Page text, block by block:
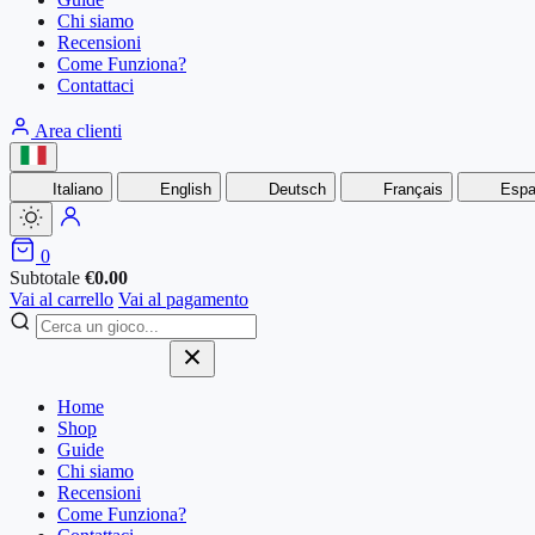
Chi siamo
Recensioni
Come Funziona?
Contattaci
Area clienti
Italiano English Deutsch Français
0
Subtotale €0.00
Vai al carrello Vai al pagamento
Home
Shop
Guide
Chi siamo
Recensioni
Come Funziona?